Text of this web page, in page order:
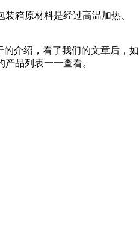
箱原材料是经过高温加热、
的介绍，看了我们的文章后，如
品列表一一查看。